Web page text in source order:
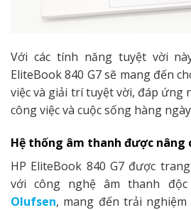
Với các tính năng tuyệt vời
EliteBook 840 G7 sẽ mang đến
việc và giải trí tuyệt vời, đáp ứng
công việc và cuộc sống hàng
Hệ thống âm thanh được
HP EliteBook 840 G7 được
với công nghệ âm thanh độc
Olufsen, mang đến trải